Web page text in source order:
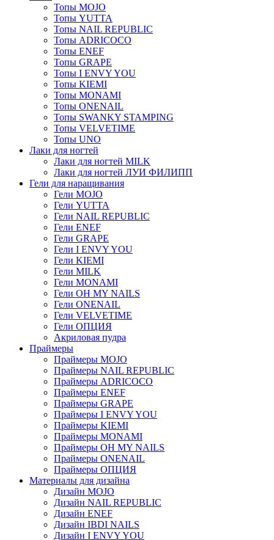
Топы MOJO
Топы YUTTA
Топы NAIL REPUBLIC
Топы ADRICOCO
Топы ENEF
Топы GRAPE
Топы I ENVY YOU
Топы KIEMI
Топы MONAMI
Топы ONENAIL
Топы SWANKY STAMPING
Топы VELVETIME
Топы UNO
Лаки для ногтей
Лаки для ногтей MILK
Лаки для ногтей ЛУИ ФИЛИПП
Гели для наращивания
Гели MOJO
Гели YUTTA
Гели NAIL REPUBLIC
Гели ENEF
Гели GRAPE
Гели I ENVY YOU
Гели KIEMI
Гели MILK
Гели MONAMI
Гели OH MY NAILS
Гели ONENAIL
Гели VELVETIME
Гели ОПЦИЯ
Акриловая пудра
Праймеры
Праймеры MOJO
Праймеры NAIL REPUBLIC
Праймеры ADRICOCO
Праймеры ENEF
Праймеры GRAPE
Праймеры I ENVY YOU
Праймеры KIEMI
Праймеры MONAMI
Праймеры OH MY NAILS
Праймеры ONENAIL
Праймеры ОПЦИЯ
Материалы для дизайна
Дизайн MOJO
Дизайн NAIL REPUBLIC
Дизайн ENEF
Дизайн IBDI NAILS
Дизайн I ENVY YOU